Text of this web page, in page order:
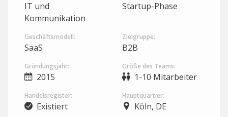
IT und
Kommunikation
Startup-Phase
Geschäftsmodell:
SaaS
Zielgruppe:
B2B
Gründungsjahr:
2015
Größe des Teams:
1-10 Mitarbeiter
Handelsregister:
Existiert
Hauptquartier:
Köln, DE